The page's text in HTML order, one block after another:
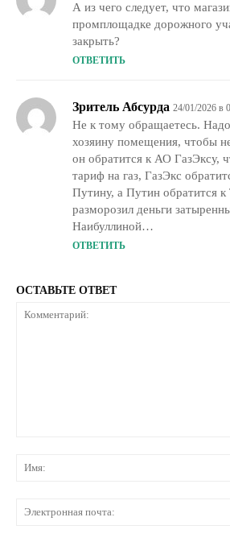
А из чего следует, что
промплощадке дорожного
закрыть?
ОТВЕТИТЬ
Зритель Абсурда 24/01/2026 в
Не к тому обращаетесь.
хозяину помещения, чтобы
он обратится к АО ГазЭксу,
тариф на газ, ГазЭкс
Путину, а Путин обратится
разморозил деньги
Наибуллиной…
ОТВЕТИТЬ
ОСТАВЬТЕ ОТВЕТ